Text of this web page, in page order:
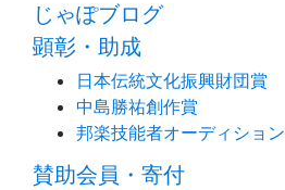
じゃぽブログ
顕彰・助成
日本伝統文化振興財団賞
中島勝祐創作賞
邦楽技能者オーディション
賛助会員・寄付